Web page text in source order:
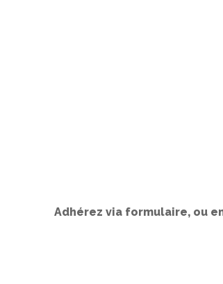
Adhérez via formulaire, ou